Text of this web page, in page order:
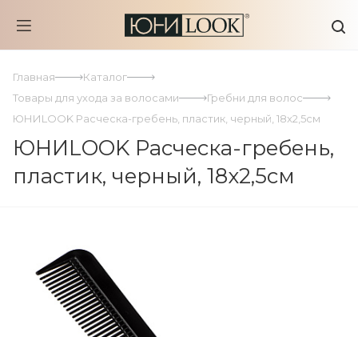
Главная
Каталог
Товары для ухода за волосами
Гребни для волос
ЮНИLOOK Расческа-гребень, пластик, черный, 18x2,5см
ЮНИLOOK Расческа-гребень,
пластик, черный, 18x2,5см